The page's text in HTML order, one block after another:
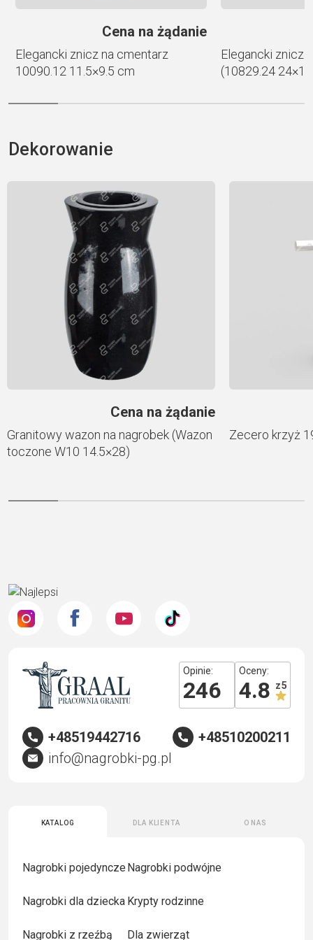
Cena na żądanie
Elegancki znicz na cmentarz
10090.12 11.5×9.5 cm
Elegancki znicz
(10829.24
Dekorowanie
Cena na żądanie
Granitowy wazon na nagrobek (Wazon
toczone W10 14.5×28)
Zecero krzyż
Katalog Dla klienta O nas
Nagrobki pojedyncze Nagrobki podwójne
Nagrobki dla dziecka Krypty rodzinne
Nagrobki z rzeźbą Dla zwierząt
Opinie:
246
Oceny:
4.8 z 5
+48519442716
+48510200211
info@nagrobki-pg.pl